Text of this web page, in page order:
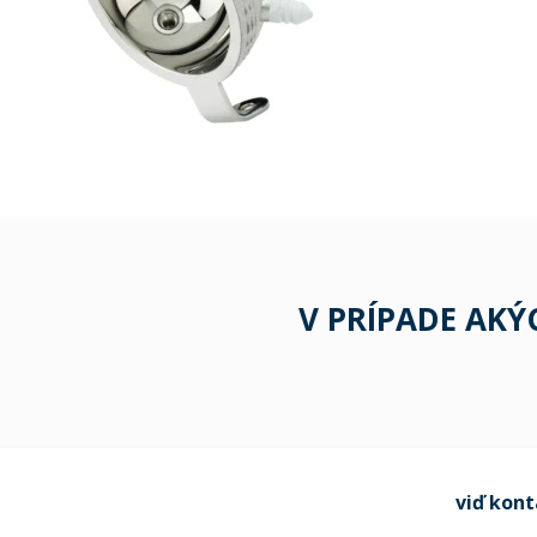
V PRÍPADE
viď